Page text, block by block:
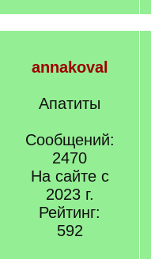
annakoval
Апатиты
Сообщений:
2470
На сайте с
2023 г.
Рейтинг:
592